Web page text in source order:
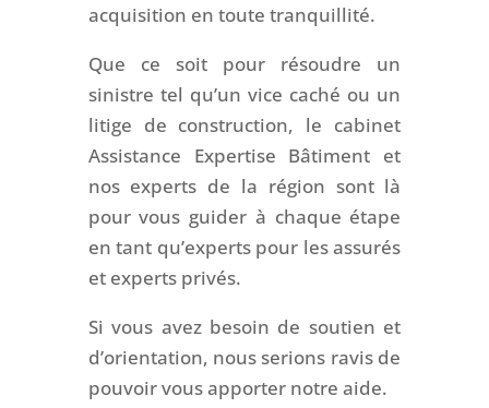
acquisition en toute tranquillité.
Que ce soit pour résoudre un
sinistre tel qu’un vice caché ou un
litige de construction, le cabinet
Assistance Expertise Bâtiment et
nos experts de la région sont là
pour vous guider à chaque étape
en tant qu’experts pour les assurés
et experts privés.
Si vous avez besoin de soutien et
d’orientation, nous serions ravis de
pouvoir vous apporter notre aide.